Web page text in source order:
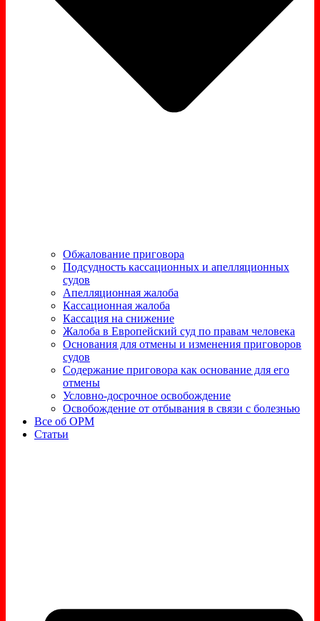
Обжалование приговора
Подсудность кассационных и апелляционных
судов
Апелляционная жалоба
Кассационная жалоба
Кассация на снижение
Жалоба в Европейский суд по правам человека
Основания для отмены и изменения приговоров
судов
Содержание приговора как основание для его
отмены
Условно-досрочное освобождение
Освобождение от отбывания в связи с болезнью
Все об ОРМ
Статьи